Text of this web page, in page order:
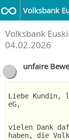
Volksbank
Volksbank
04.02.2026
unfaire
Liebe Kundin,
eG,
vielen Dank
haben, die